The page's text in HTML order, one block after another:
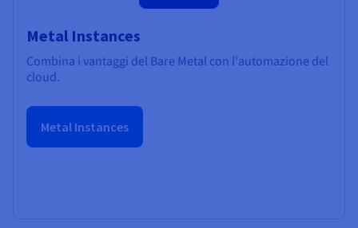
Metal Instances
Combina i vantaggi del Bare Metal con l'automazione del
cloud.
Metal Instances